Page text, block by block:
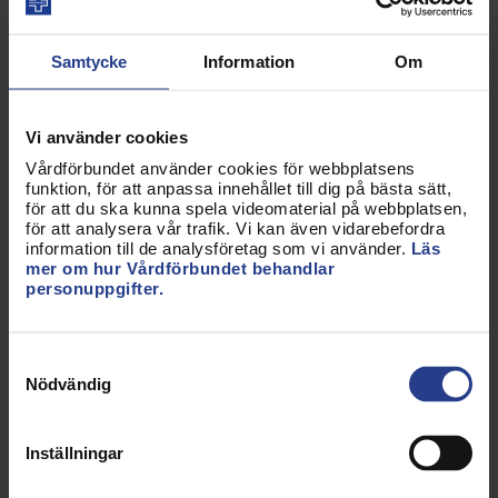
Samtycke Information Om
Vi använder cookies
Vårdförbundet använder cookies för webbplatsens
funktion, för att anpassa innehållet till dig på bästa sätt,
för att du ska kunna spela videomaterial på webbplatsen,
för att analysera vår trafik. Vi kan även vidarebefordra
information till de analysföretag som vi använder. Läs
mer om hur Vårdförbundet behandlar
personuppgifter.
Nödvändig
Inställningar
Funktionen utför även fördjupade bedömningar,
initierar behandling och åtgärder samt handleder
Förslag på kompetenskrav
I Sverige definierar vi en avancerad
specialistsjuksköterska som ”en
specialistsjuksköterska som erhållit en fördjupad
omvårdnadskompetens tillsammans med utökad
medicinsk kunskap”.
specialistsjuksköterskeexamen och masterexamen
fortbildningsprogram.